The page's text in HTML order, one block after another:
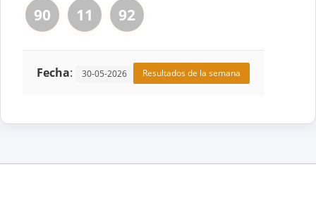
90 11 92
Fecha: 30-05-2026 Resultados de la semana